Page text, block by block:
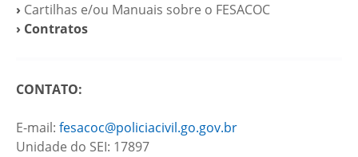
› Cartilhas e/ou Manuais sobre o FESACOC
› Contratos
CONTATO:
E-mail: fesacoc@policiacivil.go.gov.br
Unidade do SEI: 17897